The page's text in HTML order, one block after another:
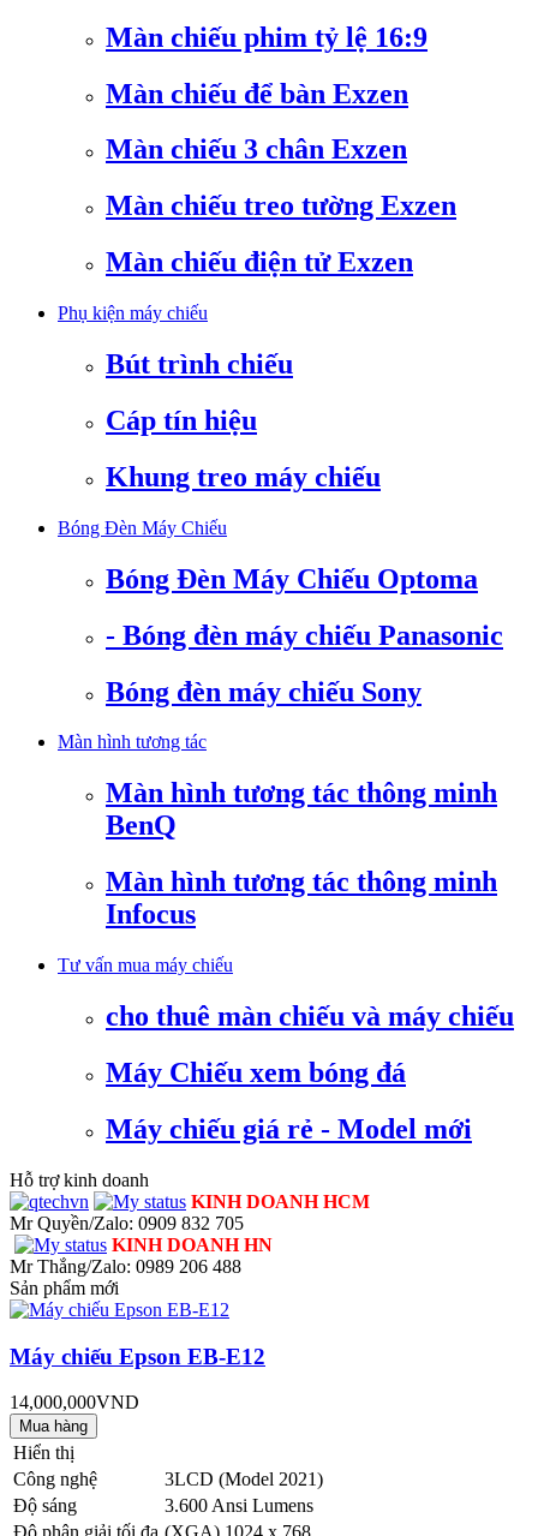
Màn chiếu phim tỷ lệ 16:9
Màn chiếu để bàn Exzen
Màn chiếu 3 chân Exzen
Màn chiếu treo tường Exzen
Màn chiếu điện tử Exzen
Phụ kiện máy chiếu
Bút trình chiếu
Cáp tín hiệu
Khung treo máy chiếu
Bóng Đèn Máy Chiếu
Bóng Đèn Máy Chiếu Optoma
- Bóng đèn máy chiếu Panasonic
Bóng đèn máy chiếu Sony
Màn hình tương tác
Màn hình tương tác thông minh
BenQ
Màn hình tương tác thông minh
Infocus
Tư vấn mua máy chiếu
cho thuê màn chiếu và máy chiếu
Máy Chiếu xem bóng đá
Máy chiếu giá rẻ - Model mới
Hỗ trợ kinh doanh
KINH DOANH HCM
Mr Quyền/Zalo: 0909 832 705
KINH DOANH HN
Mr Thắng/Zalo: 0989 206 488
Sản phẩm mới
Máy chiếu Epson EB-E12
14,000,000VND
Hiển thị
Công nghệ
3LCD (Model 2021)
Độ sáng
3.600 Ansi Lumens